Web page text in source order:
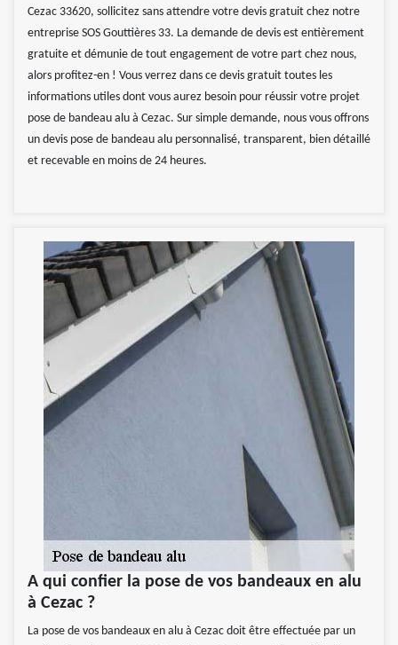
Cezac 33620, sollicitez sans attendre votre devis gratuit chez notre
entreprise SOS Gouttières 33. La demande de devis est entièrement
gratuite et démunie de tout engagement de votre part chez nous,
alors profitez-en ! Vous verrez dans ce devis gratuit toutes les
informations utiles dont vous aurez besoin pour réussir votre projet
pose de bandeau alu à Cezac. Sur simple demande, nous vous offrons
un devis pose de bandeau alu personnalisé, transparent, bien détaillé
et recevable en moins de 24 heures.
A qui confier la pose de vos bandeaux en alu
à Cezac ?
La pose de vos bandeaux en alu à Cezac doit être effectuée par un